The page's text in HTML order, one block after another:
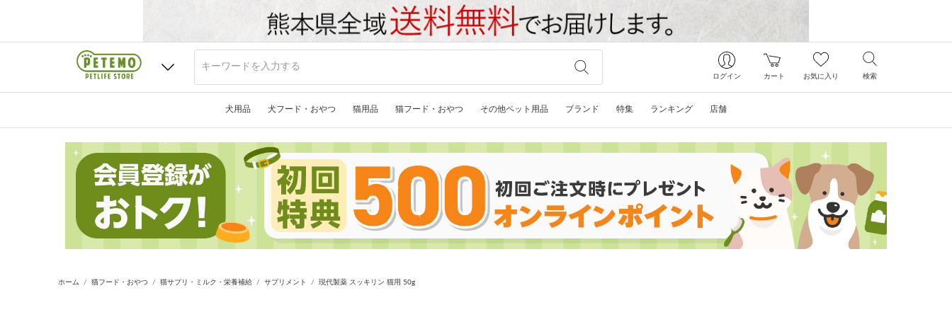
ログイン カート お気に入り 検索
犬用品 犬フード・おやつ 猫用品 猫フード・おやつ その他ペット用品 ブランド 特集 ランキング 店舗
ホーム 猫フード・おやつ 猫サプリ・ミルク・栄養補給 サプリメント 現代製薬 スッキリン 猫用 50g